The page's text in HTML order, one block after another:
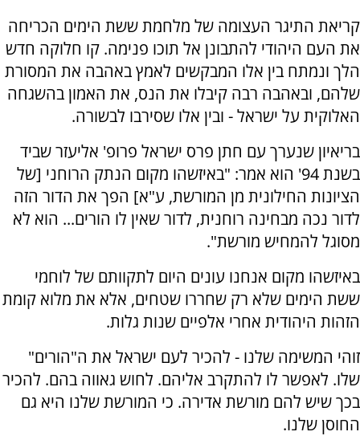
קריאת התיגר העצומה של מלחמת ששת הימים הכריחה
את העם היהודי להתבונן אל תוכו פנימה. קו חלוקה חדש
הלך ונמתח בין אלו המבקשים לאמץ באהבה את המסורת
שלהם, ובאהבה רבה קיבלו את הנס, את האמון בהשגחה
האלוקית על ישראל - ובין אלו שסירבו לבשורה.
בריאיון שנערך עם חתן פרס ישראל פרופ' אליעזר שביד
בשנת 94' הוא אמר: "באיזשהו מקום הנתק הרוחני [של
הציונות החילונית מן המורשת, ע"א] הפך את הדור הזה
לדור נכה מבחינה רוחנית, לדור שאין לו הורים... הוא לא
מסוגל להמחיש מורשת".
באיזשהו מקום אנחנו עונים היום לתקוותם של לוחמי
ששת הימים שלא רק שחררו שטחים, אלא את מלוא קומת
הזהות היהודית אחרי אלפיים שנות גלות.
זוהי המשימה שלנו - להכיר לעם ישראל את ה"הורים"
שלו. לאפשר לו להתקרב אליהם. לחוש גאווה בהם. להכיר
בכך שיש להם מורשת אדירה. כי המורשת שלנו היא גם
החוסן שלנו.